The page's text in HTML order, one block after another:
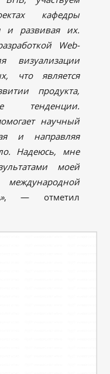
кафедры
развивая их.
Web-
визуализации
что является
продукта,
тенденции.
научный
и направляя
Надеюсь, мне
моей
, — отметил